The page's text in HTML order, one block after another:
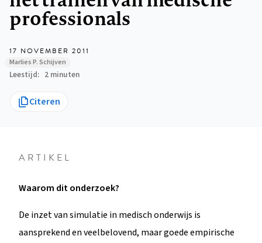
professionals
17 NOVEMBER 2011
Marlies P. Schijven
Leestijd 2 minuten
Citeren
ARTIKEL
Waarom dit onderzoek?
De inzet van simulatie in medisch onderwijs is
aansprekend en veelbelovend, maar goede empirische